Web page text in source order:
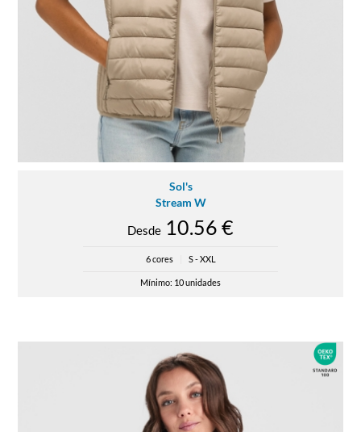
Sol's
Stream W
Desde 10.56 €
6 cores S - XXL
Mínimo: 10 unidades